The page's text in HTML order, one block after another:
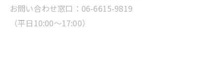
お問い合わせ窓口：06-6615-9819
（平日10:00～17:00）